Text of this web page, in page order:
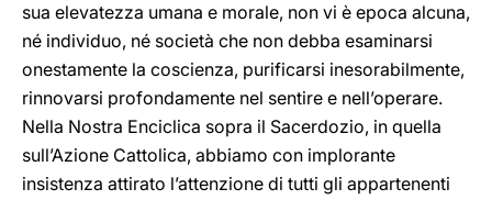
sua elevatezza umana e morale, non vi è epoca alcuna,
né individuo, né società che non debba esaminarsi
onestamente la coscienza, purificarsi inesorabilmente,
rinnovarsi profondamente nel sentire e nell’operare.
Nella Nostra Enciclica sopra il Sacerdozio, in quella
sull’Azione Cattolica, abbiamo con implorante
insistenza attirato l’attenzione di tutti gli appartenenti